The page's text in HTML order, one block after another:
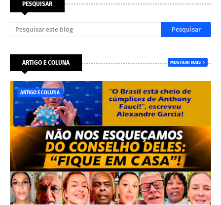
PESQUISAR
ARTIGO E COLUNA MOSTRAR MAIS
ARTIGO E COLUNA